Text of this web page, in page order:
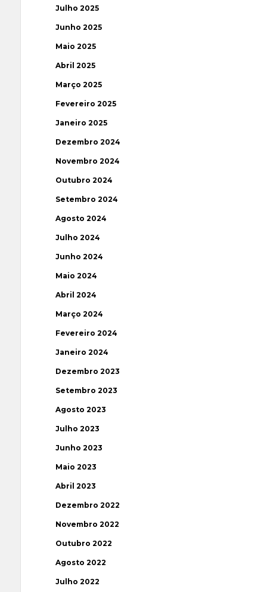
Julho 2025
Junho 2025
Maio 2025
Abril 2025
Março 2025
Fevereiro 2025
Janeiro 2025
Dezembro 2024
Novembro 2024
Outubro 2024
Setembro 2024
Agosto 2024
Julho 2024
Junho 2024
Maio 2024
Abril 2024
Março 2024
Fevereiro 2024
Janeiro 2024
Dezembro 2023
Setembro 2023
Agosto 2023
Julho 2023
Junho 2023
Maio 2023
Abril 2023
Dezembro 2022
Novembro 2022
Outubro 2022
Agosto 2022
Julho 2022